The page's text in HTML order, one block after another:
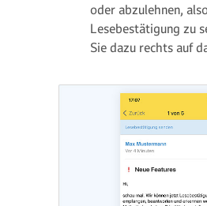
oder abzulehnen,
Lesebestätigung zu
Sie dazu rechts auf